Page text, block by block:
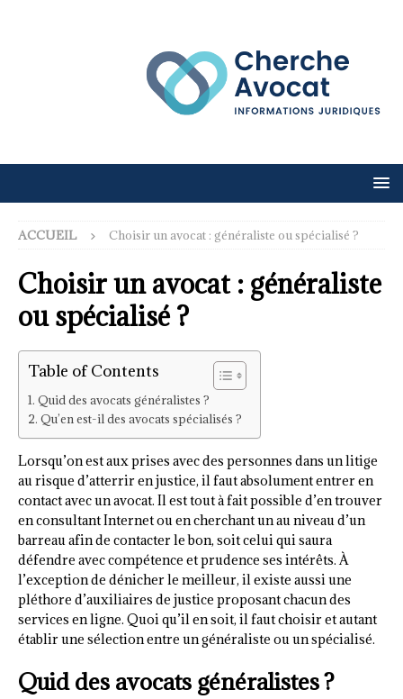
ACCUEIL Choisir un avocat : généraliste ou spécialisé ?
Choisir un avocat : généraliste
ou spécialisé ?
Table of Contents
Quid des avocats généralistes ?
Qu’en est-il des avocats spécialisés ?
Lorsqu’on est aux prises avec des personnes dans un litige
au risque d’atterrir en justice, il faut absolument entrer en
contact avec un avocat. Il est tout à fait possible d’en trouver
en consultant Internet ou en cherchant un au niveau d’un
barreau afin de contacter le bon, soit celui qui saura
défendre avec compétence et prudence ses intérêts. À
l’exception de dénicher le meilleur, il existe aussi une
pléthore d’auxiliaires de justice proposant chacun des
services en ligne. Quoi qu’il en soit, il faut choisir et autant
établir une sélection entre un généraliste ou un spécialisé.
Quid des avocats généralistes ?